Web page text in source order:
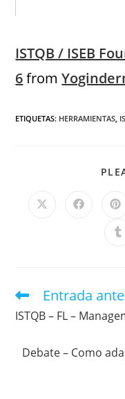
ISTQB / ISEB
6 from
ETIQUETAS: HERRAMIENTAS,
Entrada
ISTQB – FL –
Debate – Como